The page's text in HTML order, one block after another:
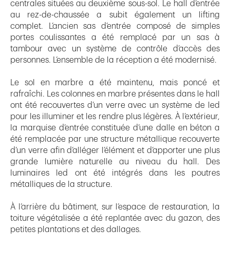
centrales situées au deuxième sous-sol. Le hall d’entrée
au rez-de-chaussée a subit également un lifting
complet. L’ancien sas d’entrée composé de simples
portes coulissantes a été remplacé par un sas à
tambour avec un système de contrôle d’accès des
personnes. L’ensemble de la réception a été modernisé.
Le sol en marbre a été maintenu, mais poncé et
rafraîchi. Les colonnes en marbre présentes dans le hall
ont été recouvertes d’un verre avec un système de led
pour les illuminer et les rendre plus légères. À l’extérieur,
la marquise d’entrée constituée d’une dalle en béton a
été remplacée par une structure métallique recouverte
d’un verre afin d’alléger l’élément et d’apporter une plus
grande lumière naturelle au niveau du hall. Des
luminaires led ont été intégrés dans les poutres
métalliques de la structure.
À l’arrière du bâtiment, sur l’espace de restauration, la
toiture végétalisée a été replantée avec du gazon, des
petites plantations et des dallages.